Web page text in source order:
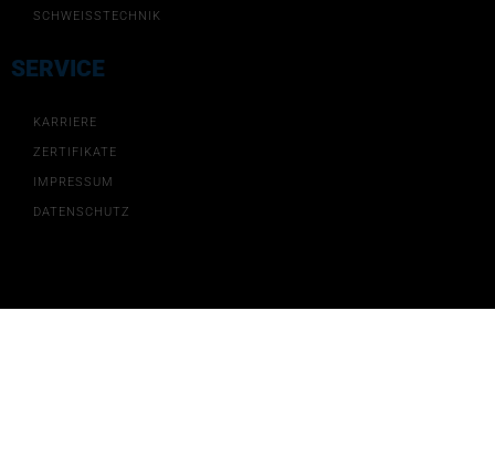
SCHWEISSTECHNIK
SERVICE
KARRIERE
ZERTIFIKATE
IMPRESSUM
DATENSCHUTZ